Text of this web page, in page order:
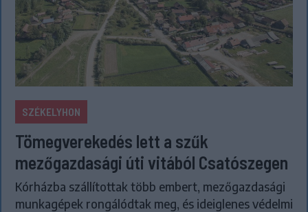
SZÉKELYHON
Tömegverekedés lett a szűk
mezőgazdasági úti vitából Csatószegen
Kórházba szállítottak több embert, mezőgazdasági
munkagépek rongálódtak meg, és ideiglenes védelmi